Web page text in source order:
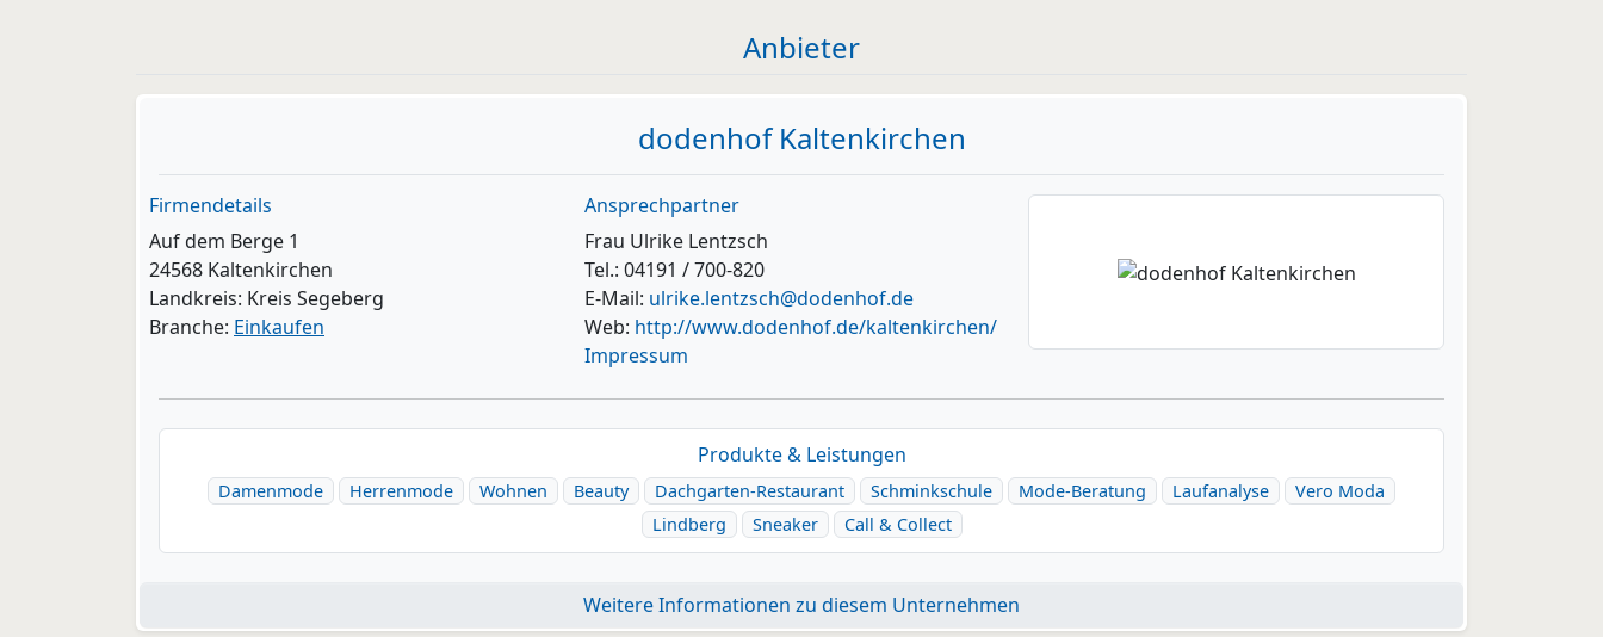
Anbieter
dodenhof Kaltenkirchen
Firmendetails
Auf dem Berge 1
24568 Kaltenkirchen
Landkreis: Kreis Segeberg
Branche: Einkaufen
Ansprechpartner
Frau Ulrike Lentzsch
Tel.: 04191 / 700-820
E-Mail: ulrike.lentzsch@dodenhof.de
Web: http://www.dodenhof.de/kaltenkirchen/
Impressum
Produkte & Leistungen
Damenmode Herrenmode Wohnen Beauty Dachgarten-Restaurant Schminkschule Mode-Beratung Laufanalyse
Vero Moda
Lindberg
Sneaker Call & Collect
Weitere Informationen zu diesem Unternehmen